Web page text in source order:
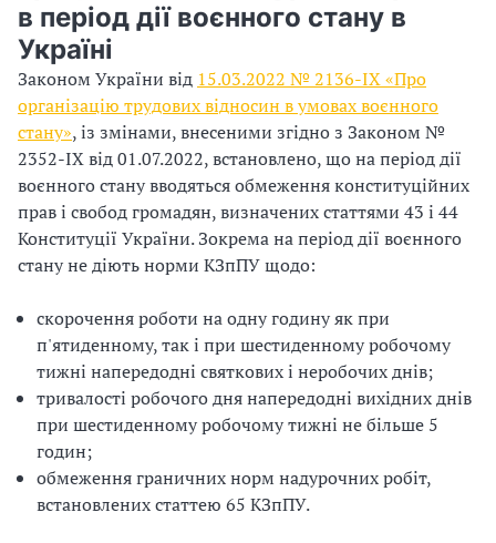
в період дії воєнного стану в
Україні
Законом України від 15.03.2022 № 2136-IX «Про
організацію трудових відносин в умовах воєнного
стану», із змінами, внесеними згідно з Законом №
2352-IX від 01.07.2022, встановлено, що на період дії
воєнного стану вводяться обмеження конституційних
прав і свобод громадян, визначених статтями 43 і 44
Конституції України. Зокрема на період дії воєнного
стану не діють норми КЗпПУ щодо:
скорочення роботи на одну годину як при
п'ятиденному, так і при шестиденному робочому
тижні напередодні святкових і неробочих днів;
тривалості робочого дня напередодні вихідних днів
при шестиденному робочому тижні не більше 5
годин;
обмеження граничних норм надурочних робіт,
встановлених статтею 65 КЗпПУ.